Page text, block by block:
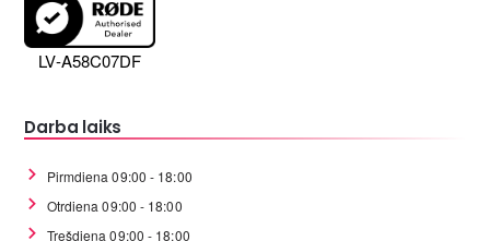
LV-A58C07DF
Darba laiks
Pirmdiena 09:00 - 18:00
Otrdiena 09:00 - 18:00
Trešdiena 09:00 - 18:00